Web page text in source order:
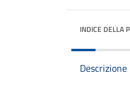
INDICE DELLA
Descrizione